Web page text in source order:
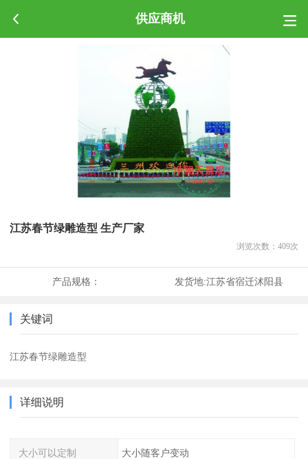
供应商机
江苏春节绿雕造型 生产厂家
浏览次数： 409次
产品规格： 发货地:江苏省宿迁沭阳县
关键词
江苏春节绿雕造型
详细说明
大小可以定制 大小随客户变动